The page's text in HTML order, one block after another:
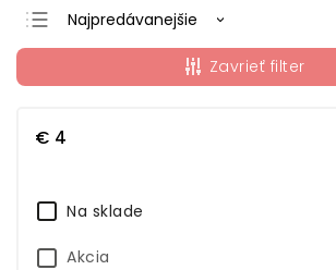
Odporúčame
Najlacnejšie
Najpredávanejšie
Zavrieť filter
€ 4
Na sklade
Akcia